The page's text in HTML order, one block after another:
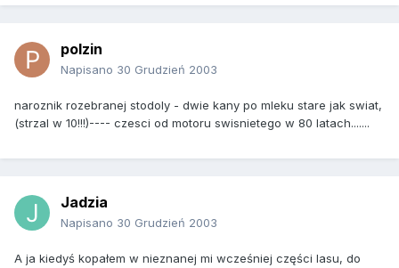
polzin
Napisano 30 Grudzień 2003
naroznik rozebranej stodoly - dwie kany po mleku stare jak swiat,
(strzal w 10!!!)---- czesci od motoru swisnietego w 80 latach.......
Jadzia
Napisano 30 Grudzień 2003
A ja kiedyś kopałem w nieznanej mi wcześniej części lasu, do